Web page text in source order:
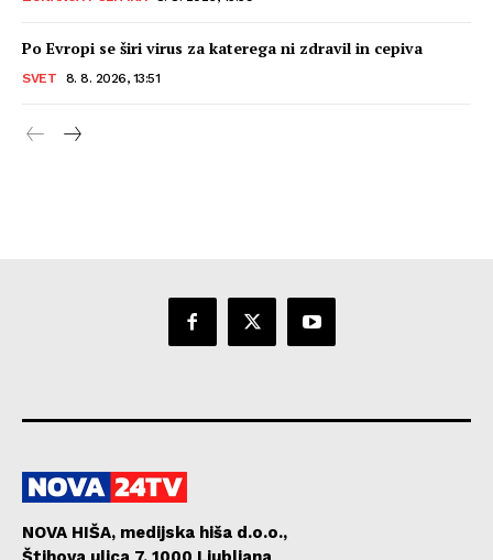
Po Evropi se širi virus za katerega ni zdravil in cepiva
SVET 8. 8. 2026, 13:51
NOVA HIŠA, medijska hiša d.o.o.,